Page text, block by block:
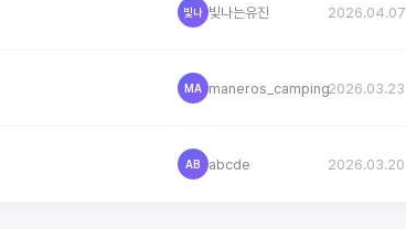
빛나 빛나는유진 2026.04.07
MA maneros_camping2026.03.23
AB abcde 2026.03.20